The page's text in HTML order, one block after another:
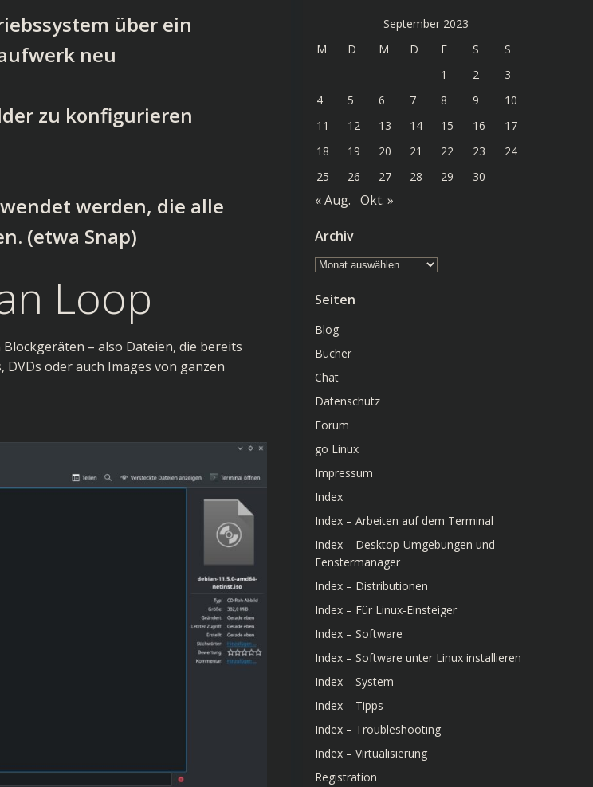
über ein
neu
zu konfigurieren
werden, die alle
(etwa Snap)
Loop
– also Dateien, die bereits
oder auch Images von ganzen
September 2023
M
D M D F S
S
1
2
3
4
5 6 7 8 9
10
11
12 13 14 15 16
17
18
19 20 21 22 23
24
25
26 27 28 29 30
« Aug. Okt. »
Archiv
Archiv
Seiten
Blog
Bücher
Chat
Datenschutz
Forum
go Linux
Impressum
Index
Index – Arbeiten auf dem Terminal
Index – Desktop-Umgebungen und
Fenstermanager
Index – Distributionen
Index – Für Linux-Einsteiger
Index – Software
Index – Software unter Linux installieren
Index – System
Index – Tipps
Index – Troubleshooting
Index – Virtualisierung
Registration